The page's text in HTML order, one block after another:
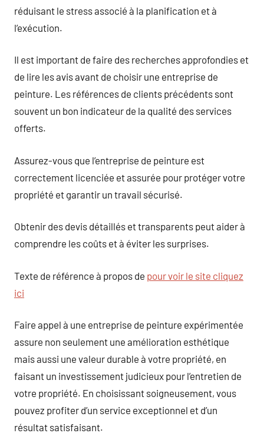
réduisant le stress associé à la planification et à
l’exécution.
Il est important de faire des recherches approfondies et
de lire les avis avant de choisir une entreprise de
peinture. Les références de clients précédents sont
souvent un bon indicateur de la qualité des services
offerts.
Assurez-vous que l’entreprise de peinture est
correctement licenciée et assurée pour protéger votre
propriété et garantir un travail sécurisé.
Obtenir des devis détaillés et transparents peut aider à
comprendre les coûts et à éviter les surprises.
Texte de référence à propos de pour voir le site cliquez
ici
Faire appel à une entreprise de peinture expérimentée
assure non seulement une amélioration esthétique
mais aussi une valeur durable à votre propriété, en
faisant un investissement judicieux pour l’entretien de
votre propriété. En choisissant soigneusement, vous
pouvez profiter d’un service exceptionnel et d’un
résultat satisfaisant.